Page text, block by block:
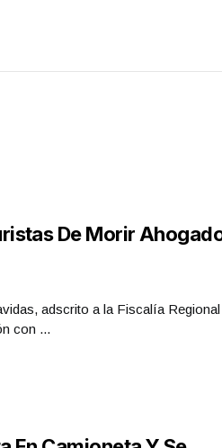
De Morir
adscrito a la Fiscalía Regional
con ...